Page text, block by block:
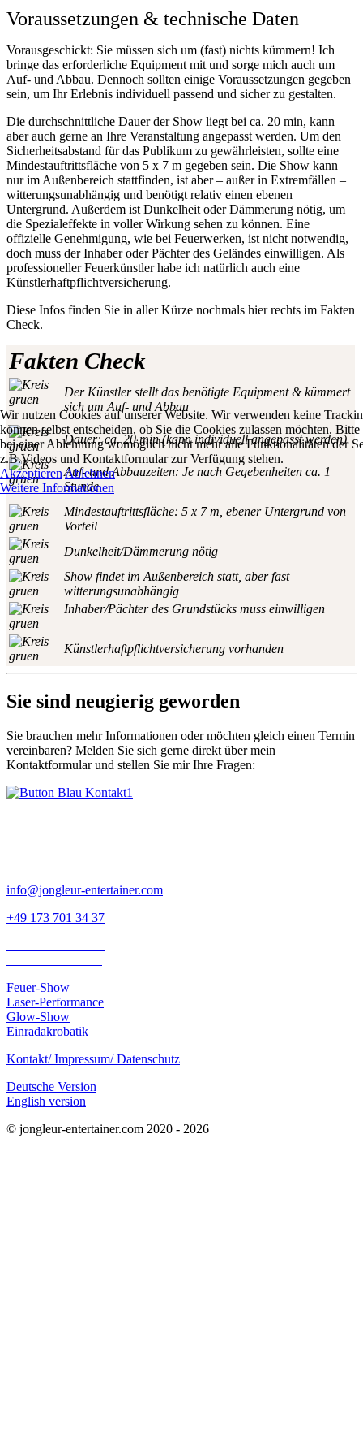
Voraussetzungen & technische Daten
Vorausgeschickt: Sie müssen sich um (fast) nichts kümmern! Ich
bringe das erforderliche Equipment mit und sorge mich auch um
Auf- und Abbau. Dennoch sollten einige Voraussetzungen gegeben
sein, um Ihr Erlebnis individuell passend und sicher zu gestalten.
Die durchschnittliche Dauer der Show liegt bei ca. 20 min, kann
aber auch gerne an Ihre Veranstaltung angepasst werden. Um den
Sicherheitsabstand für das Publikum zu gewährleisten, sollte eine
Mindestauftrittsfläche von 5 x 7 m gegeben sein. Die Show kann
nur im Außenbereich stattfinden, ist aber – außer in Extremfällen –
witterungsunabhängig und benötigt relativ einen ebenen
Untergrund. Außerdem ist Dunkelheit oder Dämmerung nötig, um
die Spezialeffekte in voller Wirkung sehen zu können. Eine
offizielle Genehmigung, wie bei Feuerwerken, ist nicht notwendig,
doch muss der Inhaber oder Pächter des Geländes einwilligen. Als
professioneller Feuerkünstler habe ich natürlich auch eine
Künstlerhaftpflichtversicherung.
Diese Infos finden Sie in aller Kürze nochmals hier rechts im Fakten
Check.
Fakten Check
Der Künstler stellt das benötigte Equipment & kümmert
sich um Auf- und Abbau
Dauer: ca. 20 min (kann individuell angepasst werden)
Auf- und Abbauzeiten: Je nach Gegebenheiten ca. 1
Stunde
Mindestauftrittsfläche: 5 x 7 m, ebener Untergrund von
Vorteil
Dunkelheit/Dämmerung nötig
Show findet im Außenbereich statt, aber fast
witterungsunabhängig
Inhaber/Pächter des Grundstücks muss einwilligen
Künstlerhaftpflichtversicherung vorhanden
Sie sind neugierig geworden
Sie brauchen mehr Informationen oder möchten gleich einen Termin
vereinbaren? Melden Sie sich gerne direkt über mein
Kontaktformular und stellen Sie mir Ihre Fragen:
info@jongleur-entertainer.com
+49 173 701 34 37
Feuer-Show
Laser-Performance
Glow-Show
Einradakrobatik
Kontakt/ Impressum/ Datenschutz
Deutsche Version
English version
© jongleur-entertainer.com 2020 - 2026
Wir nutzen Cookies auf unserer Website. Wir verwenden keine
können selbst entscheiden, ob Sie die Cookies zulassen möchten. Bitte
bei einer Ablehnung womöglich nicht mehr alle Funktionalitäten der
z.B.Videos und Kontaktformular zur Verfügung stehen.
Akzeptieren Ablehnen
Weitere Informationen